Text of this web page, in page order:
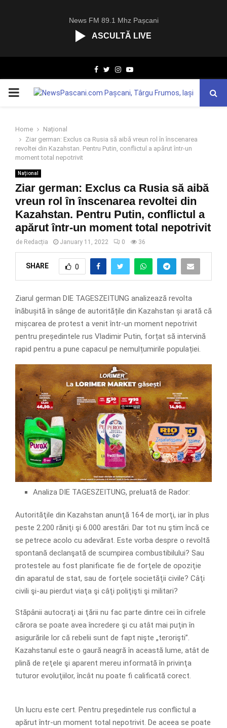
News FM 89.1 Mhz Pașcani
ASCULTĂ LIVE
Facebook
TwitterInstagram
Youtube
PRIMARY
Home
Național
Ziar german: Exclus ca Rusia să aibă vreun rol în înscenarea
revoltei din Kazahstan. Pentru Putin, conflictul a apărut într-un
moment total nepotrivit
Național
Ziar german: Exclus ca Rusia să aibă
vreun rol în înscenarea revoltei din
Kazahstan. Pentru Putin, conflictul a
apărut într-un moment total nepotrivit
de Redacția January 11, 2022 0 36
SHARE 0
Ziarul german DIE TAGESZEITUNG analizează revolta
înăbușită în sânge de autoritățile din Kazahstan și arată că
mișcarea de protest a venit într-un moment nepotrivit
pentru președintele rus Vladimir Putin, forțat să intervină
rapid pentru a pune capacul pe nemulțumirile populației.
Analiza DIE TAGESZEITUNG, preluată de Rador:
Autorităţile din Kazahstan anunţă 164 de morţi, iar în plus
peste 2.200 răniţi şi 6.000 arestări. Dar tot nu ştim încă ce
se petrece acolo cu adevărat. Este vorba despre o revoltă
spontană declanşată de scumpirea combustibilului? Sau
protestele au fost planificate fie de forţele de opoziţie
din aparatul de stat, sau de forţele societăţii civile? Câţi
civili şi-au pierdut viaţa şi câţi poliţişti şi militari?
Stăpânii autocraţi ai ţării nu fac parte dintre cei în cifrele
cărora se poate avea încredere şi cu atât mai puţin în
asigurările lor că rebelii sunt de fapt nişte „terorişti”.
Kazahstanul este o gaură neagră în această lume, atât de
plină de reţele şi aparent mereu informată în privinţa
tuturor evoluţiilor, încât nu poate fi calificată corect.
Un lucru este cert. Pentru preşedintele rus conflictul a
apărut într-un moment total nepotrivit. De aceea se poate